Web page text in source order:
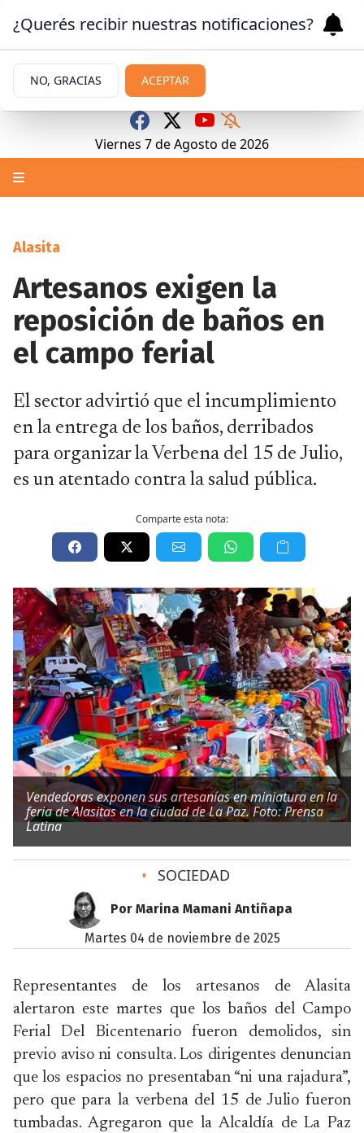
Viernes 7deAgosto de 2026
Alasita
Artesanos exigen la
reposición de baños en
el campo ferial
El sector advirtió que el incumplimiento
en la entrega de los baños, derribados
para organizar la Verbena del 15 de Julio,
es un atentado contra la salud pública.
Comparte esta nota:
Vendedoras exponen sus artesanías en miniatura en la
feria de Alasitas en la ciudad de La Paz. Foto: Prensa
Latina
• SOCIEDAD
Por Marina Mamani Antiñapa
martes 04 de noviembre de 2025
Representantes de los artesanos de Alasita
alertaron este martes que los baños del Campo
Ferial Del Bicentenario fueron demolidos, sin
previo aviso ni consulta. Los dirigentes denuncian
que los espacios no presentaban “ni una rajadura”,
pero que para la verbena del 15 de Julio fueron
tumbadas. Agregaron que la Alcaldía de La Paz
¿Querés recibir nuestras notificaciones?
NO, GRACIAS ACEPTAR